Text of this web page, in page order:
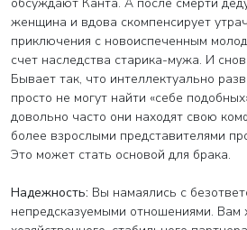
женщина и вдова скомпенсирует
приключения с новоиспеченным
счет наследства старика-мужа. И
Бывает так, что интеллектуально
просто не могут найти «себе
довольно часто они находят свою
более взрослыми представителями
Это может стать основой для брака.
Надежность: Вы намаялись с
непредсказуемыми отношениями. Вам